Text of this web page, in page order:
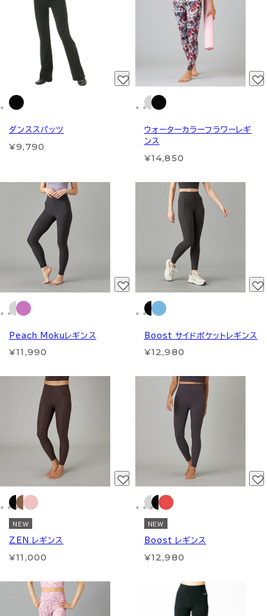
ダンススパッツ
¥9,790
ウォーターカラーフラワーレギ
ンス
¥14,850
Peach Mokuレギンス
¥11,990
Boost サイドポケットレギンス
¥12,980
NEW
ZEN レギンス
¥11,000
NEW
Boost レギンス
¥12,980